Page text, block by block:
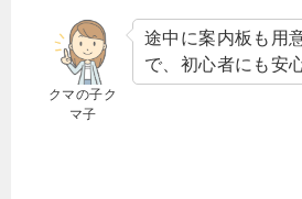
クマの子ク
マ子
途中に案内板も用
で、初心者にも安